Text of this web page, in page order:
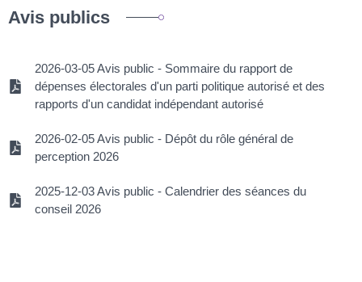
Avis publics
2026-03-05 Avis public - Sommaire du rapport de
dépenses électorales d'un parti politique autorisé et des
rapports d'un candidat indépendant autorisé
2026-02-05 Avis public - Dépôt du rôle général de
perception 2026
2025-12-03 Avis public - Calendrier des séances du
conseil 2026